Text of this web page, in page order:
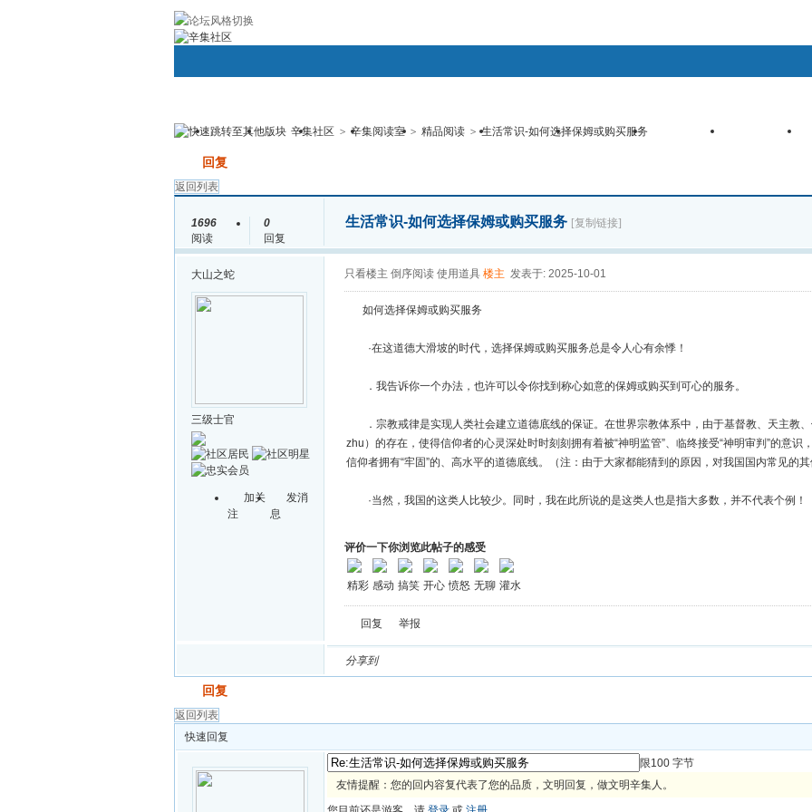
首页 圈子 论坛 群组 辛集微博 心情签到 道具中心 购买辛币 任务中心
用户名： 密码： 登录 注册
找回密码
辛集社区 > 辛集阅读室 > 精品阅读 > 生活常识-如何选择保姆或购买服务
回复
返回列表
1696
阅读
0
回复
生活常识-如何选择保姆或购买服务 [复制链接]
大山之蛇
三级士官
加关
注
发消
息
只看楼主 倒序阅读 使用道具 楼主 发表于: 2025-10-01
如何选择保姆或购买服务
·在这道德大滑坡的时代，选择保姆或购买服务总是令人心有余悸！
．我告诉你一个办法，也许可以令你找到称心如意的保姆或购买到可心的服务。
．宗教戒律是实现人类社会建立道德底线的保证。在世界宗教体系中，由于基督教、天主教
zhu）的存在，使得信仰者的心灵深处时时刻刻拥有着被“神明监管”、临终接受“神明审判”的意
信仰者拥有“牢固”的、高水平的道德底线。（注：由于大家都能猜到的原因，对我国国内常见的
·当然，我国的这类人比较少。同时，我在此所说的是这类人也是指大多数，并不代表个例！
评价一下你浏览此帖子的感受
精彩 感动 搞笑 开心 愤怒 无聊 灌水
回复 举报
分享到
回复
返回列表
快速回复
限100 字节
友情提醒：您的回内容复代表了您的品质，文明回复，做文明辛集人。